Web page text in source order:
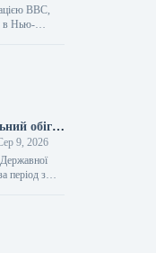
BBC,
в Нью-
567
обіг
82
та
9, 2026
період з